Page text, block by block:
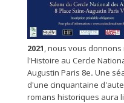
2021, nous vous
l'Histoire au Cercle
Augustin Paris 8e. Une
d'une cinquantaine
romans historiques aura